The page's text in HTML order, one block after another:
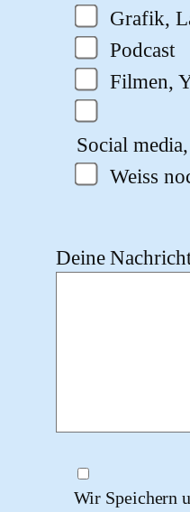
Grafik,
Podcast
Filmen,
Social
Weiss
Deine
Wir Speichern